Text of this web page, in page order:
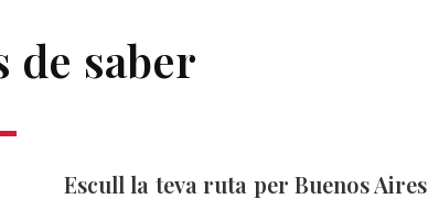
de saber
Escull la teva ruta per Buenos Aires